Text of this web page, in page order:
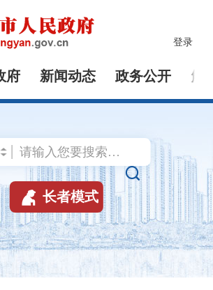
登录
府 新闻动态 政务公开 解

 长者模式